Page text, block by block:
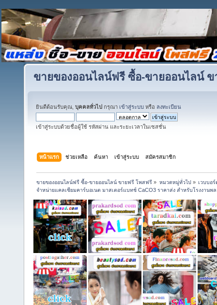
ขายของออนไลน์ฟรี ซื้อ-ขายออนไลน์
ยินดีต้อนรับคุณ, บุคคลทั่วไป กรุณา เข้าสู่ระบบ หรือ ลงทะเบียน
เข้าสู่ระบบด้วยชื่อผู้ใช้ รหัสผ่าน และระยะเวลาในเซสชั่น
หน้าแรก ช่วยเหลือ ค้นหา เข้าสู่ระบบ สมัครสมาชิก
ขายของออนไลน์ฟรี ซื้อ-ขายออนไลน์ ขายฟรี โพสฟรี » หมวดหมู่ทั่วไป» เวบบอ
จำหน่ายแคลเซียมคาร์บอเนต มาสเตอร์แบทช์ CaCO3 ราคาส่ง สำหรับโรงงานพ